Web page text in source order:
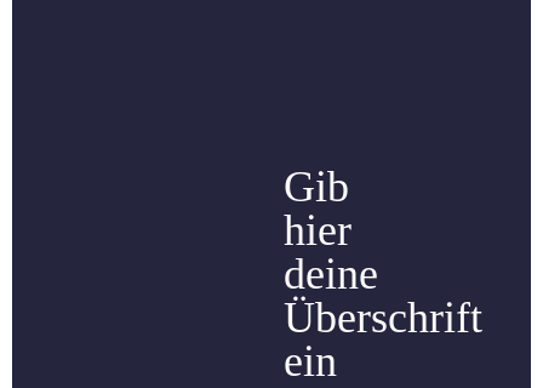
Gib
hier
deine
Überschrift
ein